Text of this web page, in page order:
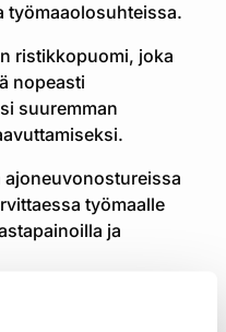
työmaaolosuhteissa.
ristikkopuomi, joka
nopeasti
suuremman
työmaalle
ja